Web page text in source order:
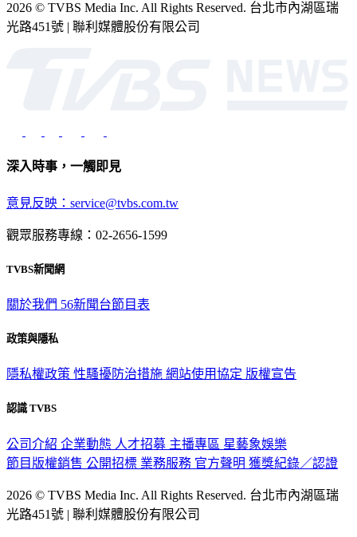
2026 © TVBS Media Inc. All Rights Reserved. 台北市內湖區瑞
光路451號 | 聯利媒體股份有限公司
深入時事，一觸即見
意見反映：service@tvbs.com.tw
觀眾服務專線：02-2656-1599
TVBS新聞網
關於我們 56新聞台節目表
政策與隱私
隱私權政策 性騷擾防治措施 網站使用協定 版權宣告
認識 TVBS
公司介紹 企業動態 人才招募 主播專區 星藝象娛樂
節目版權銷售 公開招標 業務服務 官方聲明 獲獎紀錄／認證
2026 © TVBS Media Inc. All Rights Reserved. 台北市內湖區瑞
光路451號 | 聯利媒體股份有限公司